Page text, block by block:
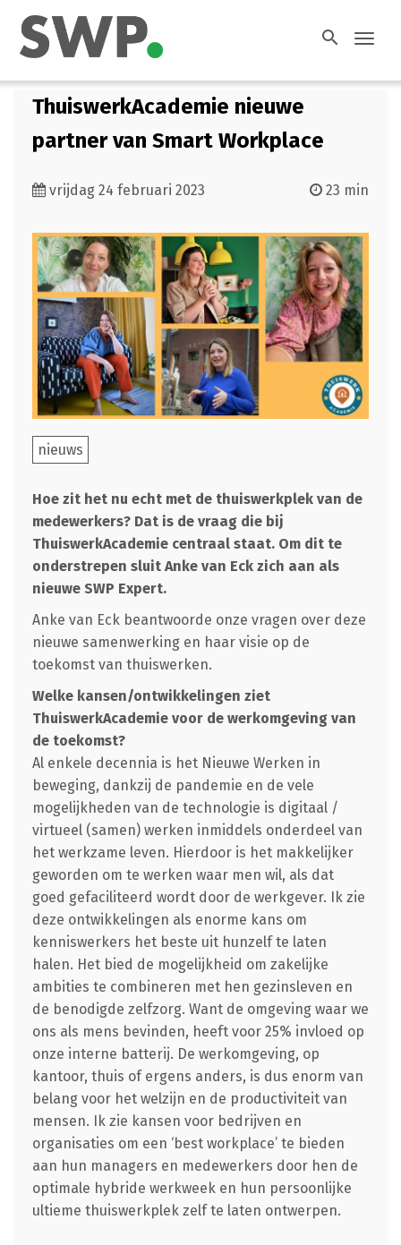
search
ThuiswerkAcademie nieuwe
partner van Smart Workplace
vrijdag 24 februari 2023 23 min
nieuws
Hoe zit het nu echt met de thuiswerkplek van de
medewerkers? Dat is de vraag die bij
ThuiswerkAcademie centraal staat. Om dit te
onderstrepen sluit Anke van Eck zich aan als
nieuwe SWP Expert.
Anke van Eck beantwoorde onze vragen over deze
nieuwe samenwerking en haar visie op de
toekomst van thuiswerken.
Welke kansen/ontwikkelingen ziet
ThuiswerkAcademie voor de werkomgeving van
de toekomst?
Al enkele decennia is het Nieuwe Werken in
beweging, dankzij de pandemie en de vele
mogelijkheden van de technologie is digitaal /
virtueel (samen) werken inmiddels onderdeel van
het werkzame leven. Hierdoor is het makkelijker
geworden om te werken waar men wil, als dat
goed gefaciliteerd wordt door de werkgever. Ik zie
deze ontwikkelingen als enorme kans om
kenniswerkers het beste uit hunzelf te laten
halen. Het bied de mogelijkheid om zakelijke
ambities te combineren met hen gezinsleven en
de benodigde zelfzorg. Want de omgeving waar we
ons als mens bevinden, heeft voor 25% invloed op
onze interne batterij. De werkomgeving, op
kantoor, thuis of ergens anders, is dus enorm van
belang voor het welzijn en de productiviteit van
mensen. Ik zie kansen voor bedrijven en
organisaties om een ‘best workplace’ te bieden
aan hun managers en medewerkers door hen de
optimale hybride werkweek en hun persoonlijke
ultieme thuiswerkplek zelf te laten ontwerpen.